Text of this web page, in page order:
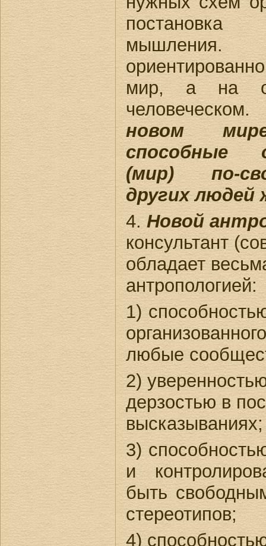
мир, а на
новом
способные
(мир) по-
других людей
4.Новой
консультант
обладает
антропологией:
1)
любые
2)
дерзостью в
высказываниях;
3)
и
быть
стереотипов;
4)